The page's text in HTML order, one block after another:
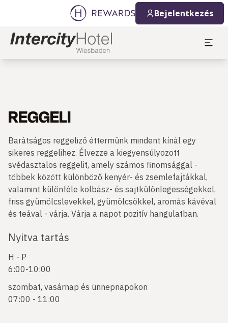
Bejelentkezés
REGGELI
Barátságos reggeliző éttermünk mindent kínál egy
sikeres reggelihez. Élvezze a kiegyensúlyozott
svédasztalos reggelit, amely számos finomsággal -
többek között különböző kenyér- és zsemlefajtákkal,
valamint különféle kolbász- és sajtkülönlegességekkel,
friss gyümölcslevekkel, gyümölcsökkel, aromás kávéval
és teával - várja. Várja a napot pozitív hangulatban.
Nyitva tartás
H - P
6:00-10:00
szombat, vasárnap és ünnepnapokon
07:00 - 11:00